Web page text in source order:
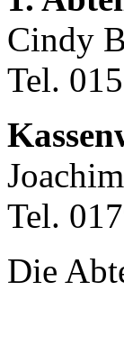
Cindy
Tel.
Tel.
Die